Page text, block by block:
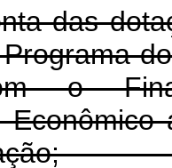
das
o